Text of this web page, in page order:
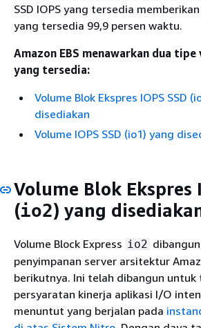
SSD IOPS yang tersedia
yang tersedia 99,9 persen waktu.
Amazon EBS menawarkan dua tipe
yang tersedia:
Volume Blok Ekspres IOPS SSD
disediakan
Volume IOPS SSD (io1) yang
Volume Blok Ekspres
(io2) yang
Volume Block Express io2
penyimpanan server arsitektur
berikutnya. Ini telah dibangun untuk
persyaratan kinerja aplikasi I/O
menuntut yang berjalan pada